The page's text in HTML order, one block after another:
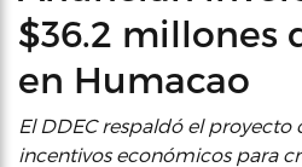
$36.2 millones
en Humacao
El DDEC respaldó el proyecto
incentivos económicos para